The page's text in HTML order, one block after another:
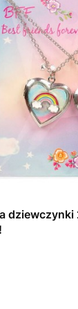
dziewczynki